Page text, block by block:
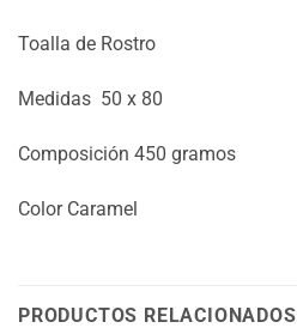
Toalla de Rostro
Medidas 50 x 80
Composición 450 gramos
Color Caramel
PRODUCTOS RELACIONADOS